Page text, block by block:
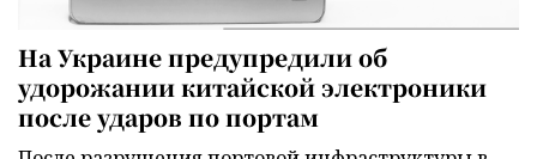
На Украине предупредили об
удорожании китайской электроники
после ударов по портам